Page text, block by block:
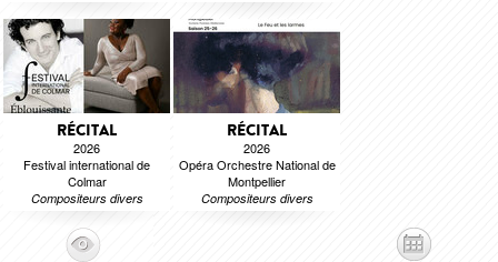
RÉCITAL
2026
Festival international de
Colmar
Compositeurs divers
RÉCITAL
2026
Opéra Orchestre National de
Montpellier
Compositeurs divers